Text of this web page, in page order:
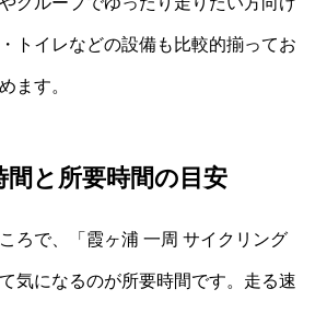
トイレなどの設備も比較的揃ってお
ます。
間と所要時間の目安
ろで、「霞ヶ浦 一周 サイクリング
気になるのが所要時間です。走る速